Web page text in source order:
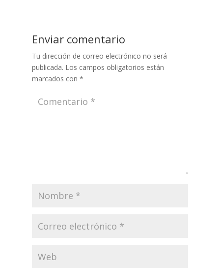
Enviar comentario
Tu dirección de correo electrónico no será
publicada. Los campos obligatorios están
marcados con *